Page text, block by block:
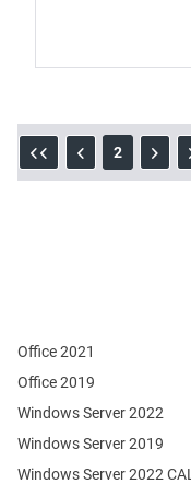
2
Office 2021
Office 2019
Windows Server 2022
Windows Server 2019
Windows Server 2022 CAL